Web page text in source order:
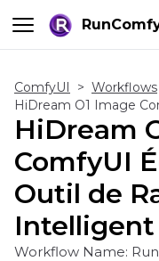
ComfyUI > Workflows
HiDream
ComfyUI
Outil de
Intelligent
Workflow Name: